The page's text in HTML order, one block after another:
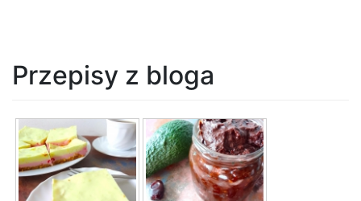
Przepisy z bloga